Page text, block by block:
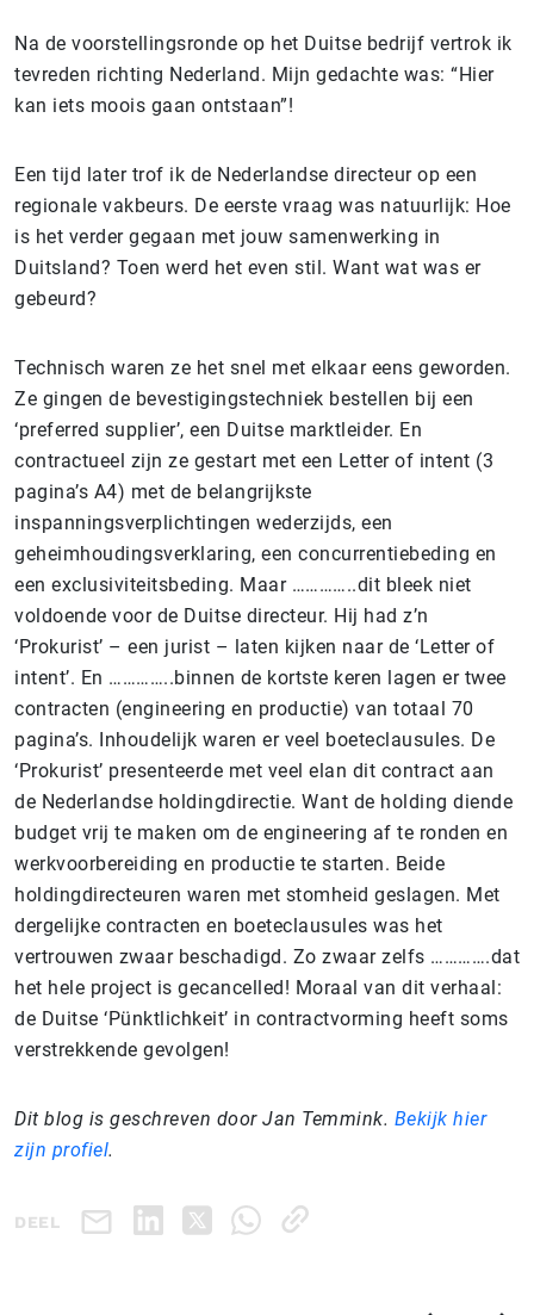
Na de voorstellingsronde op het Duitse bedrijf vertrok ik
tevreden richting Nederland. Mijn gedachte was: “Hier
kan iets moois gaan ontstaan”!
Een tijd later trof ik de Nederlandse directeur op een
regionale vakbeurs. De eerste vraag was natuurlijk: Hoe
is het verder gegaan met jouw samenwerking in
Duitsland? Toen werd het even stil. Want wat was er
gebeurd?
Technisch waren ze het snel met elkaar eens geworden.
Ze gingen de bevestigingstechniek bestellen bij een
‘preferred supplier’, een Duitse marktleider. En
contractueel zijn ze gestart met een Letter of intent (3
pagina’s A4) met de belangrijkste
inspanningsverplichtingen wederzijds, een
geheimhoudingsverklaring, een concurrentiebeding en
een exclusiviteitsbeding. Maar …………..dit bleek niet
voldoende voor de Duitse directeur. Hij had z’n
‘Prokurist’ – een jurist – laten kijken naar de ‘Letter of
intent’. En …………..binnen de kortste keren lagen er twee
contracten (engineering en productie) van totaal 70
pagina’s. Inhoudelijk waren er veel boeteclausules. De
‘Prokurist’ presenteerde met veel elan dit contract aan
de Nederlandse holdingdirectie. Want de holding diende
budget vrij te maken om de engineering af te ronden en
werkvoorbereiding en productie te starten. Beide
holdingdirecteuren waren met stomheid geslagen. Met
dergelijke contracten en boeteclausules was het
vertrouwen zwaar beschadigd. Zo zwaar zelfs ………….dat
het hele project is gecancelled! Moraal van dit verhaal:
de Duitse ‘Pünktlichkeit’ in contractvorming heeft soms
verstrekkende gevolgen!
Dit blog is geschreven door Jan Temmink. Bekijk hier
zijn profiel.
DEEL